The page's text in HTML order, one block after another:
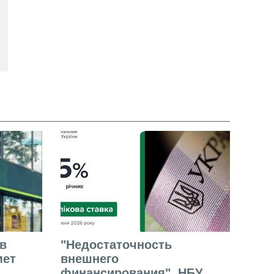
"Недостаточность
внешнего